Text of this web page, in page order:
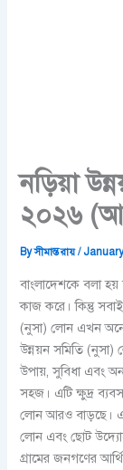
নড়িয়া
২০২৬
Byসীমান্ত রায়/
বাংলাদেশকে বলা
কাজ করে। কিন্তু
(নুসা) লোন এখন
উন্নয়ন সমিতি
উপায়, সুবিধা এবং
সহজ। এটি ক্ষুদ্র
লোন আরও বাড়ছে।
লোন এবং ছোট
গ্রামের জনগণের